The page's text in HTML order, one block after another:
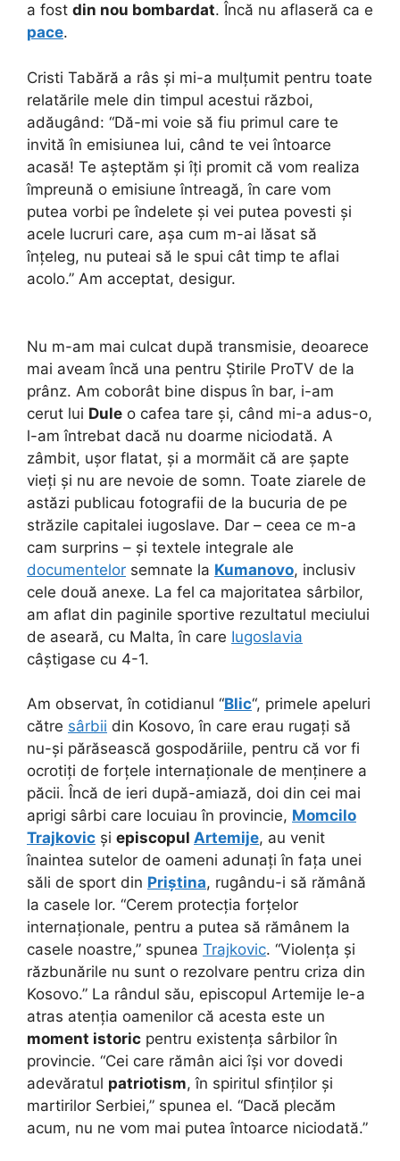
a fost din nou bombardat. Încă nu aflaseră ca e
pace.
Cristi Tabără a râs și mi-a mulțumit pentru toate
relatările mele din timpul acestui război,
adăugând: “Dă-mi voie să fiu primul care te
invită în emisiunea lui, când te vei întoarce
acasă! Te așteptăm și îți promit că vom realiza
împreună o emisiune întreagă, în care vom
putea vorbi pe îndelete și vei putea povesti și
acele lucruri care, așa cum m-ai lăsat să
înțeleg, nu puteai să le spui cât timp te aflai
acolo.” Am acceptat, desigur.
Nu m-am mai culcat după transmisie, deoarece
mai aveam încă una pentru Știrile ProTV de la
prânz. Am coborât bine dispus în bar, i-am
cerut lui Dule o cafea tare și, când mi-a adus-o,
l-am întrebat dacă nu doarme niciodată. A
zâmbit, ușor flatat, și a mormăit că are șapte
vieți și nu are nevoie de somn. Toate ziarele de
astăzi publicau fotografii de la bucuria de pe
străzile capitalei iugoslave. Dar – ceea ce m-a
cam surprins – și textele integrale ale
documentelor semnate la Kumanovo, inclusiv
cele două anexe. La fel ca majoritatea sârbilor,
am aflat din paginile sportive rezultatul meciului
de aseară, cu Malta, în care Iugoslavia
câștigase cu 4-1.
Am observat, în cotidianul “Blic“, primele apeluri
către sârbii din Kosovo, în care erau rugați să
nu-și părăsească gospodăriile, pentru că vor fi
ocrotiți de forțele internaționale de menținere a
păcii. Încă de ieri după-amiază, doi din cei mai
aprigi sârbi care locuiau în provincie, Momcilo
Trajkovic și episcopul Artemije, au venit
înaintea sutelor de oameni adunați în fața unei
săli de sport din Priștina, rugându-i să rămână
la casele lor. “Cerem protecția forțelor
internaționale, pentru a putea să rămânem la
casele noastre,” spunea Trajkovic. “Violența și
răzbunările nu sunt o rezolvare pentru criza din
Kosovo.” La rândul său, episcopul Artemije le-a
atras atenția oamenilor că acesta este un
moment istoric pentru existența sârbilor în
provincie. “Cei care rămân aici își vor dovedi
adevăratul patriotism, în spiritul sfinților și
martirilor Serbiei,” spunea el. “Dacă plecăm
acum, nu ne vom mai putea întoarce niciodată.”